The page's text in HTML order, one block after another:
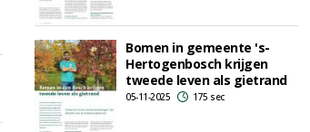
Bomen in gemeente 's-
Hertogenbosch krijgen
tweede leven als gietrand
05-11-2025 175 sec